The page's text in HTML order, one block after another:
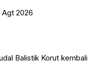
2026
Balistik Korut kembali